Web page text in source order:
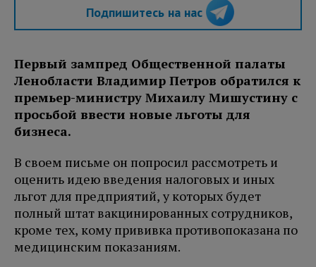
Подпишитесь на нас
Первый зампред Общественной палаты
Ленобласти Владимир Петров обратился к
премьер-министру Михаилу Мишустину с
просьбой ввести новые льготы для
бизнеса.
В своем письме он попросил рассмотреть и
оценить идею введения налоговых и иных
льгот для предприятий, у которых будет
полный штат вакцинированных сотрудников,
кроме тех, кому прививка противопоказана по
медицинским показаниям.